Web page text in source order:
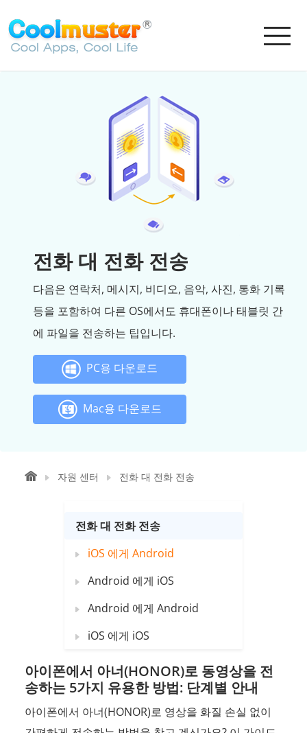
전화 대 전화 전송
다음은 연락처, 메시지, 비디오, 음악, 사진, 통화 기록
등을 포함하여 다른 OS에서도 휴대폰이나 태블릿 간
에 파일을 전송하는 팁입니다.
PC용 다운로드
Mac용 다운로드
자원 센터 전화 대 전화 전송
전화 대 전화 전송
iOS 에게 Android
Android 에게 iOS
Android 에게 Android
iOS 에게 iOS
아이폰에서 아너(HONOR)로 동영상을 전
송하는 5가지 유용한 방법: 단계별 안내
아이폰에서 아너(HONOR)로 영상을 화질 손실 없이